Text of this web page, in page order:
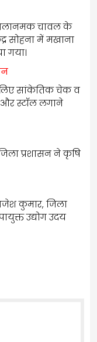
चावल के
सोहना में मखाना
गया।
सांकेतिक चेक व
और स्टॉल लगाने
प्रशासन ने कृषि
कुमार, जिला
उद्योग उदय